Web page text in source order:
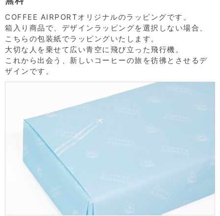
COFFEE AIRPORTオリジナルのラッピングです。
箱入り商品で、デザインラッピングを選択しない場合、
こちらの包装紙でラッピングいたします。
大切な人を乗せて広い青空に飛び立った飛行機。
これから出会う、新しいコーヒーの旅を彷彿とさせるデ
ザインです。